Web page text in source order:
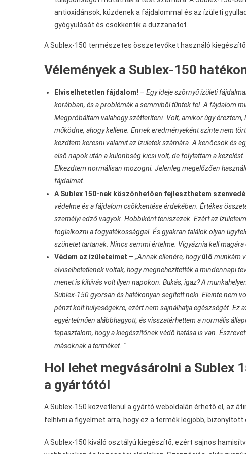
antioxidánsok, küzdenek a fájdalommal és az ízületi
gyógyulását és csökkentik a duzzanatot.
A Sublex-150 természetes összetevőket használó
Vélemények a Sublex-150
Elviselhetetlen fájdalom! – Egy ideje szörnyű ízületi
korábban, és a problémák a semmiből tűntek fel. A fájdalom
Megpróbáltam valahogy szétteríteni. Volt, amikor úgy
működne, ahogy kellene. Ennek eredményeként szinte nem
kezdtem keresni valamit az ízületek számára. A kenőcsök és
első napok után a különbség kicsi volt, de folytattam a
Elkezdtem normálisan mozogni. Jelenleg megelőzően
fájdalmat.
A Sublex 150-nek köszönhetően fejleszthetem
védelme és a fájdalom csökkentése érdekében. Értékes
személyi edző vagyok. Hobbiként teniszezek. Ezért az
foglalkozni a fogyatékossággal. És gyakran találok olyan
szünetet tartanak. Nincs semmi értelme. Vigyáznia kell magára
Védem az ízületeimet – „Annak ellenére, hogy ülő munkám
elviselhetetlenek voltak, hogy megnehezítették a mindennapi
menet is kihívás volt ilyen napokon. Bukás, igaz? A
Sublex-150 gyorsan és hatékonyan segített neki. Eleinte nem
pénzt költ hülyeségekre, ezért nem sajnálhatja egészségét.
egyértelműen alábbhagyott, és visszatérhettem a normális
tapasztalom, hogy a kiegészítőnek védő hatása is van.
másoknak a terméket. "
Hol lehet megvásárolni a Sublex
a gyártótól
A Sublex-150 közvetlenül a gyártó weboldalán érhető el, az
felhívni a figyelmet arra, hogy ez a termék legjobb, bizonyított
A Sublex-150 kiváló osztályú kiegészítő, ezért sajnos